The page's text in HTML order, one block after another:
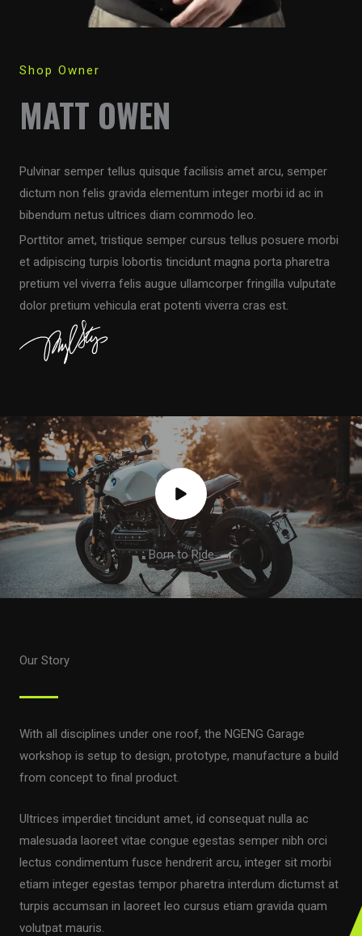
Shop Owner
MATT OWEN
Pulvinar semper tellus quisque facilisis amet arcu, semper
dictum non felis gravida elementum integer morbi id ac in
bibendum netus ultrices diam commodo leo.
Porttitor amet, tristique semper cursus tellus posuere morbi
et adipiscing turpis lobortis tincidunt magna porta pharetra
pretium vel viverra felis augue ullamcorper fringilla vulputate
dolor pretium vehicula erat potenti viverra cras est.
Born to Ride
Our Story
With all disciplines under one roof, the NGENG Garage
workshop is setup to design, prototype, manufacture a build
from concept to final product.
Ultrices imperdiet tincidunt amet, id consequat nulla ac
malesuada laoreet vitae congue egestas semper nibh orci
lectus condimentum fusce hendrerit arcu, integer sit morbi
etiam integer egestas tempor pharetra interdum dictumst at
turpis accumsan in laoreet leo cursus etiam gravida quam
volutpat mauris.